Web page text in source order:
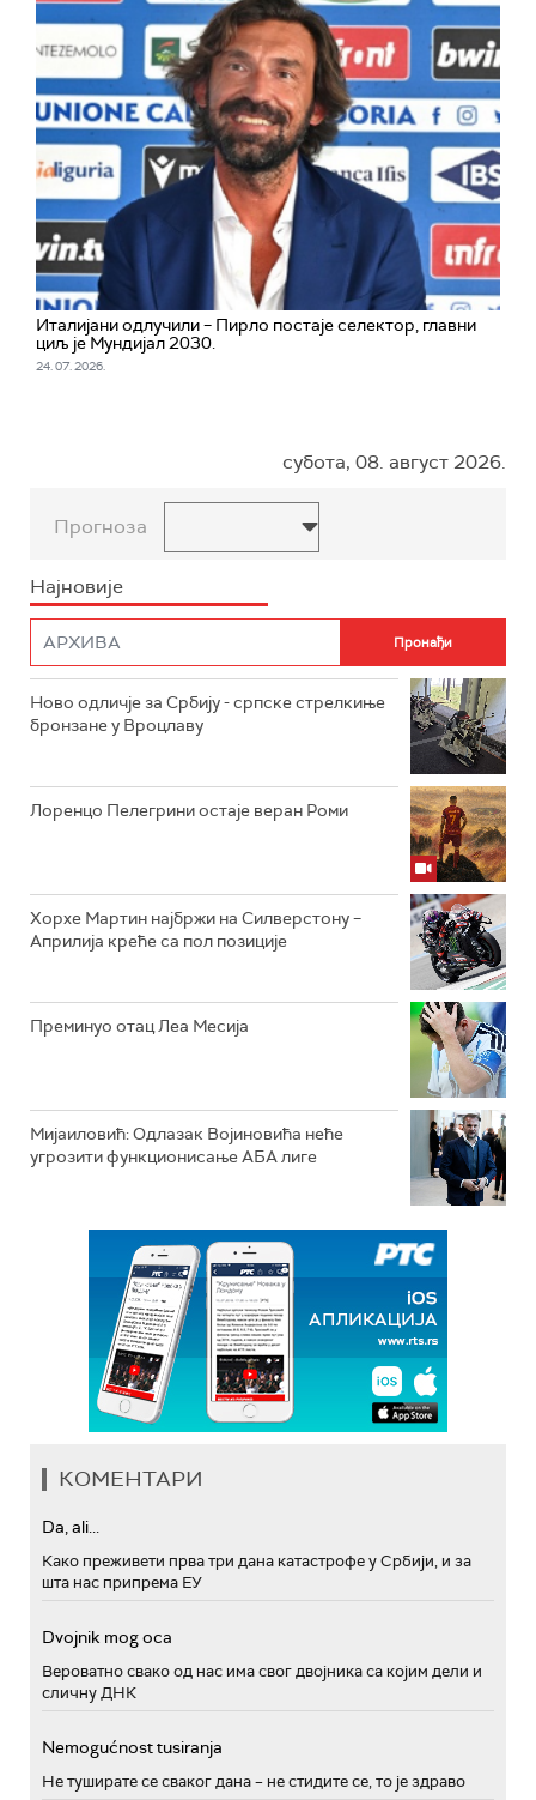
Италијани одлучили – Пирло постаје селектор, главни
циљ је Мундијал 2030.
24. 07. 2026.
субота, 08. август 2026.
Прогноза
Најновије
Ново одличје за Србију - српске стрелкиње
бронзане у Вроцлаву
Лоренцо Пелегрини остаје веран Роми
Хорхе Мартин најбржи на Силверстону –
Априлија креће са пол позиције
Преминуо отац Леа Месија
Мијаиловић: Одлазак Војиновића неће
угрозити функционисање АБА лиге
КОМЕНТАРИ
Da, ali...
Како преживети прва три дана катастрофе у Србији, и за
шта нас припрема ЕУ
Dvojnik mog oca
Вероватно свако од нас има свог двојника са којим дели и
сличну ДНК
Nemogućnost tusiranja
Не туширате се сваког дана – не стидите се, то је здраво